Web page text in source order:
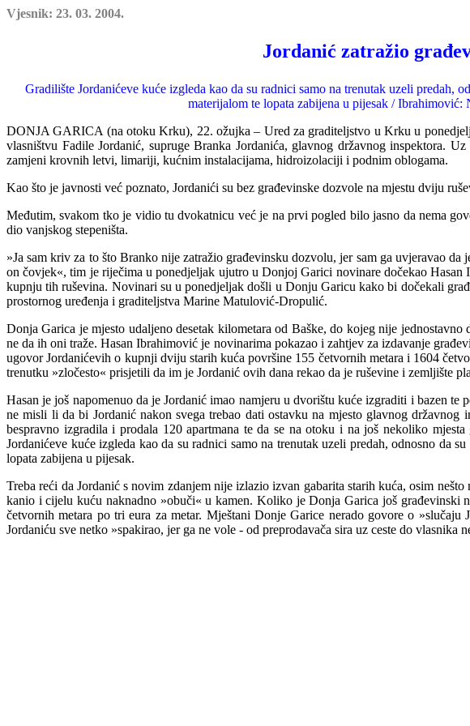
Vjesnik: 23. 03. 2004.
Jordanić zatražio
Gradilište Jordanićeve kuće izgleda kao da su radnici samo na trenutak uzeli
materijalom te lopata zabijena u pijesak /
DONJA GARICA (na otoku Krku), 22. ožujka – Ured za graditeljstvo u Krku u
vlasništvu Fadile Jordanić, supruge Branka Jordanića, glavnog državnog inspektora.
zamjeni krovnih letvi, limariji, kućnim instalacijama, hidroizolaciji i podnim oblogama.
Kao što je javnosti već poznato, Jordanići su bez građevinske dozvole na mjestu dviju
Međutim, svakom tko je vidio tu dvokatnicu već je na prvi pogled bilo jasno da nema
dio vanjskog stepeništa.
»Ja sam kriv za to što Branko nije zatražio građevinsku dozvolu, jer sam ga uvjeravao
on čovjek«, tim je riječima u ponedjeljak ujutro u Donjoj Garici novinare dočekao
kupnju tih ruševina. Novinari su u ponedjeljak došli u Donju Garicu kako bi dočekali
prostornog uređenja i graditeljstva Marine Matulović-Dropulić.
Donja Garica je mjesto udaljeno desetak kilometara od Baške, do kojeg nije
ne da ih oni traže. Hasan Ibrahimović je novinarima pokazao i zahtjev za izdavanje
ugovor Jordanićevih o kupnji dviju starih kuća površine 155 četvornih metara i 1604
trenutku »zločesto« prisjetili da im je Jordanić ovih dana rekao da je ruševine i zemljište
Hasan je još napomenuo da je Jordanić imao namjeru u dvorištu kuće izgraditi i bazen
ne misli li da bi Jordanić nakon svega trebao dati ostavku na mjesto glavnog
bespravno izgradila i prodala 120 apartmana te da se na otoku i na još nekoliko
Jordanićeve kuće izgleda kao da su radnici samo na trenutak uzeli predah, odnosno da
lopata zabijena u pijesak.
Treba reći da Jordanić s novim zdanjem nije izlazio izvan gabarita starih kuća, osim
kanio i cijelu kuću naknadno »obuči« u kamen. Koliko je Donja Garica još građevinski
četvornih metara po tri eura za metar. Mještani Donje Garice nerado govore o
Jordaniću sve netko »spakirao, jer ga ne vole - od preprodavača sira uz ceste do vlasnika